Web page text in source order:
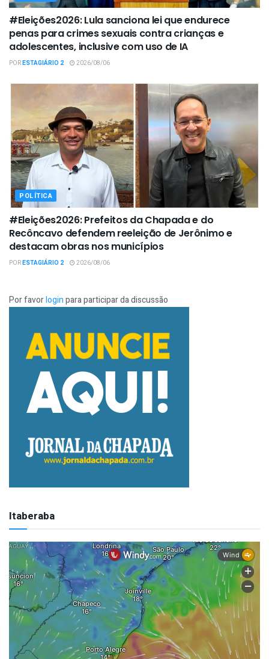
#Eleições2026: Lula sanciona lei que endurece
penas para crimes sexuais contra crianças e
adolescentes, inclusive com uso de IA
PORESTAGIÁRIO 2 2026/08/06
POLÍTICA
#Eleições2026: Prefeitos da Chapada e do
Recôncavo defendem reeleição de Jerônimo e
destacam obras nos municípios
PORESTAGIÁRIO 2 2026/08/06
Por favorloginpara participar da discussão
Itaberaba